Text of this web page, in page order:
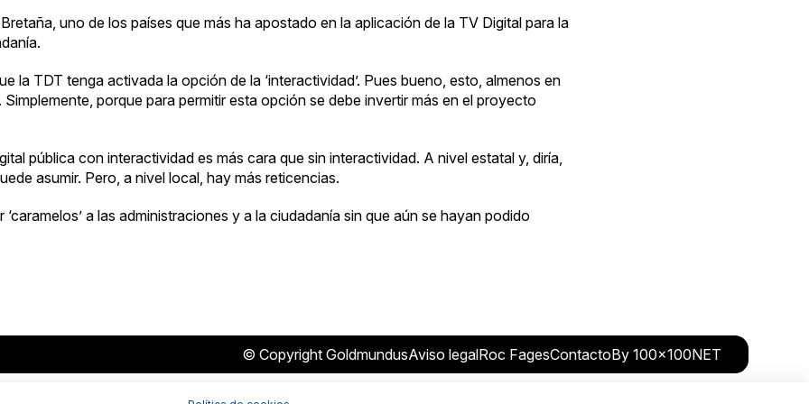
uno de los países que más ha apostado en la aplicación de la TV Digital para la
la TDT tenga activada la opción de la ‘interactividad’. Pues bueno, esto, almenos en
Simplemente, porque para permitir esta opción se debe invertir más en el proyecto
pública con interactividad es más cara que sin interactividad. A nivel estatal y, diría,
asumir. Pero, a nivel local, hay más reticencias.
a las administraciones y a la ciudadanía sin que aún se hayan podido
© Copyright GoldmundusAviso legalRoc FagesContactoBy 100x100NET